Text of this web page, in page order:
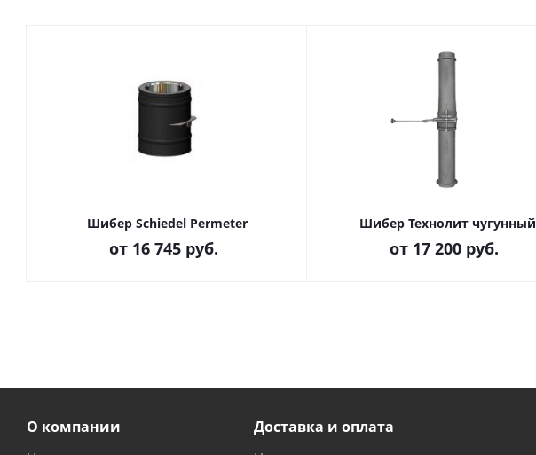
Шибер Schiedel Permeter
от 16 745 руб.
Шибер Технолит чугунный
от 17 200 руб.
О компании Доставка и оплата